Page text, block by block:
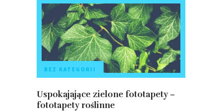
BEZ KATEGORII
Uspokajające zielone fototapety –
fototapety roślinne